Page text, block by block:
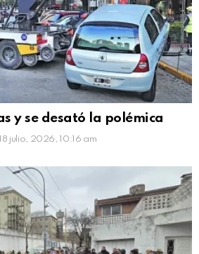
y se desató la polémica
18 julio, 2026, 10:16 am